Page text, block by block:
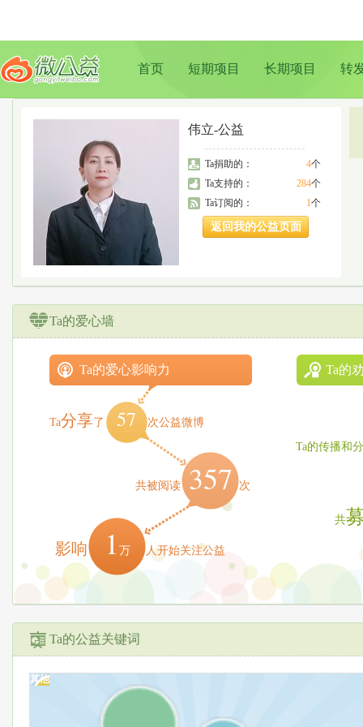
首页 短期项目 长期项目 转
伟立-公益
4个
Ta捐助的：
284个
Ta支持的：
1个
Ta订阅的：
返回我的公益页面
Ta的爱心墙
Ta的爱心影响力
Ta分享了 57 次公益微博
共被阅读 357 次
影响 1 万 人开始关注公益
Ta的
Ta的传播和
共
Ta的公益关键词
其他